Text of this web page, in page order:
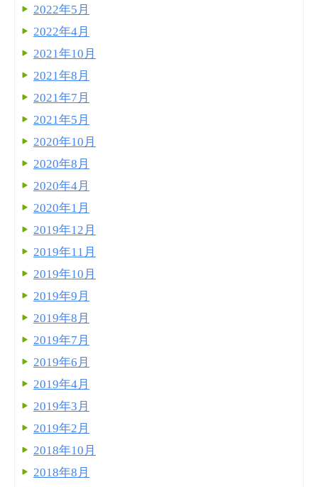
2022年5月
2022年4月
2021年10月
2021年8月
2021年7月
2021年5月
2020年10月
2020年8月
2020年4月
2020年1月
2019年12月
2019年11月
2019年10月
2019年9月
2019年8月
2019年7月
2019年6月
2019年4月
2019年3月
2019年2月
2018年10月
2018年8月